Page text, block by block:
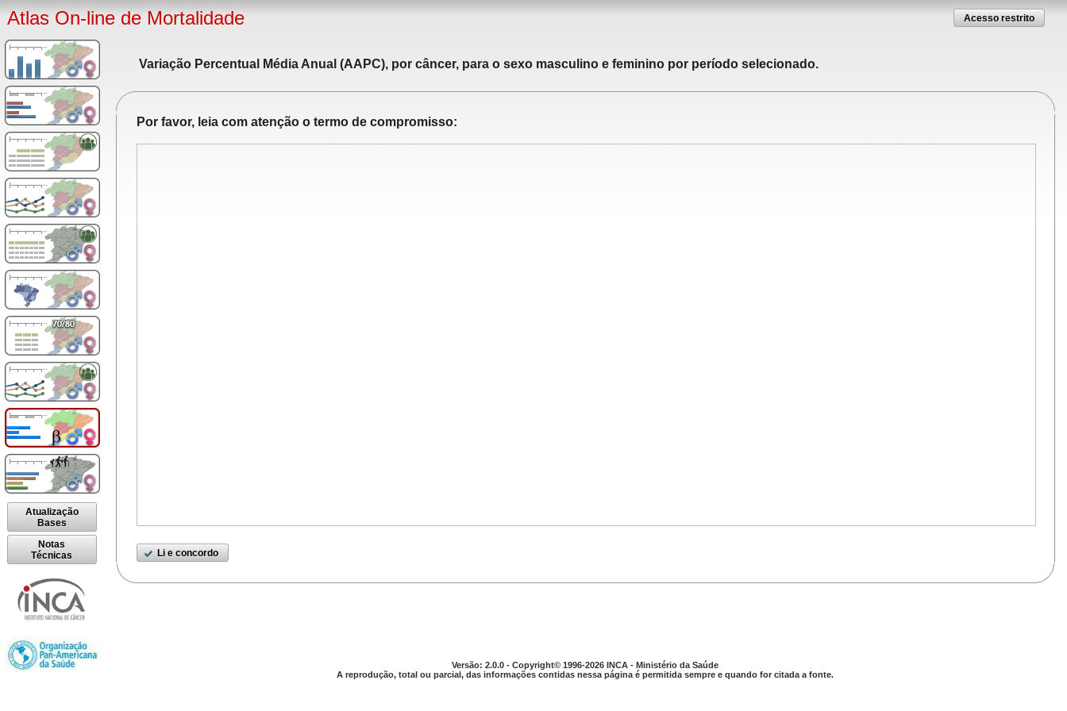
Atlas On-line de Mortalidade Acesso restrito
Atualização
Bases
Notas
Técnicas
Variação Percentual Média Anual (AAPC), por câncer, para o sexo masculino e feminino por período selecionado.
Por favor, leia com atenção o termo de compromisso:
Li e concordo
Versão: 2.0.0 - Copyright© 1996-2026 INCA - Ministério da Saúde
A reprodução, total ou parcial, das informações contidas nessa página é permitida sempre e quando for citada a fonte.